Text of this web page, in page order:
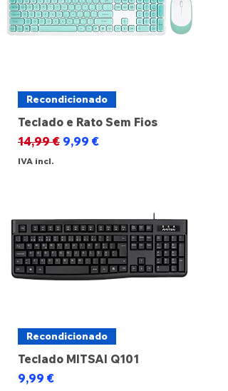
Recondicionado
Teclado e Rato Sem Fios
Preço normal
14,99 € Preço promocional
9,99 €
IVA incl.
Recondicionado
Teclado MITSAI Q101
Preço
9,99 €